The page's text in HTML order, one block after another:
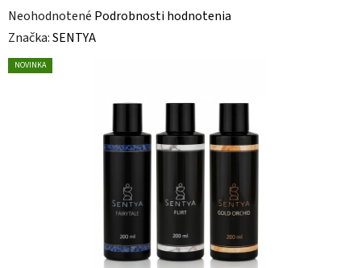
Priemerné
hodnotenie
produktu
Neohodnotené Podrobnosti hodnotenia
Značka:SENTYA
NOVINKA